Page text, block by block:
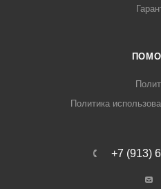
Политика
+7 (913)